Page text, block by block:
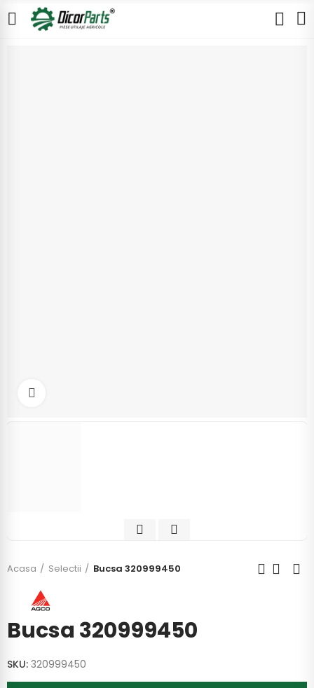
Acasa Selectii Bucsa 320999450
Bucsa 320999450
SKU: 320999450